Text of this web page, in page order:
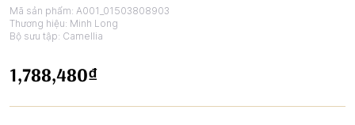
Mã sản phẩm: A001_01503808903
Thương hiệu: Minh Long
Bộ sưu tập: Camellia
1,788,480₫